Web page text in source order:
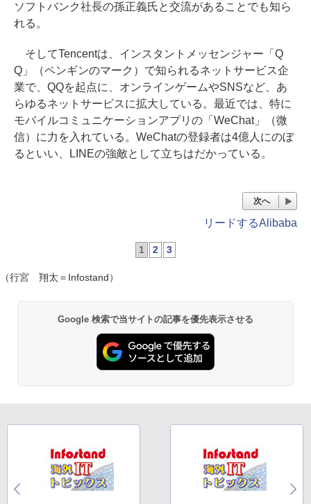
ソフトバンク社長の孫正義氏と交流があることでも知ら
れる。
そしてTencentは、インスタントメッセンジャー「Q
Q」（ペンギンのマーク）で知られるネットサービス企
業で、QQを起点に、オンラインゲームやSNSなど、あ
らゆるネットサービスに拡大している。最近では、特に
モバイルコミュニケーションアプリの「WeChat」（微
信）に力を入れている。WeChatの登録者は4億人にのぼ
るといい、LINEの強敵として立ちはだかっている。
次へ
リードするAlibaba
1 2 3
（行宮 翔太＝Infostand）
Google 検索で当サイトの記事を優先表示させる